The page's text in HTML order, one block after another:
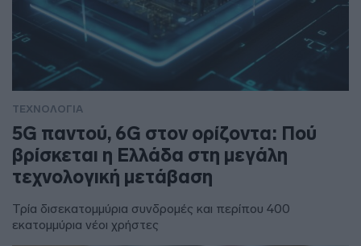
ΤΕΧΝΟΛΟΓΙΑ
5G παντού, 6G στον ορίζοντα: Πού
βρίσκεται η Ελλάδα στη μεγάλη
τεχνολογική μετάβαση
Τρία δισεκατομμύρια συνδρομές και περίπου 400
εκατομμύρια νέοι χρήστες